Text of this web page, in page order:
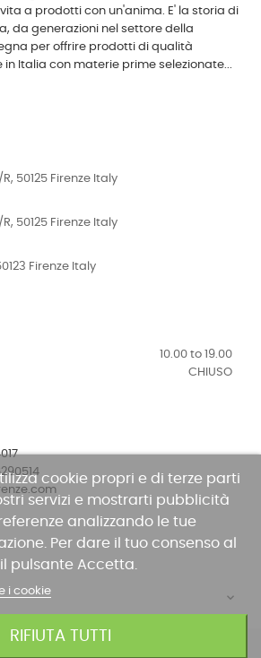
a prodotti con un'anima. E' la storia di
da generazioni nel settore della
per offrire prodotti di qualità
Italia con materie prime selezionate...
50125 Firenze Italy
50125 Firenze Italy
Firenze Italy
10.00 to 19.00
CHIUSO

cookie propri e di terze parti
servizi e mostrarti pubblicità
analizzando le tue
Per dare il tuo consenso al
pulsante Accetta.
i cookie
RIFIUTA TUTTI